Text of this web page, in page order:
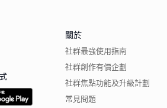
關於
社群最強使用指南
社群創作有價企劃
社群焦點功能及升級計劃
常見問題